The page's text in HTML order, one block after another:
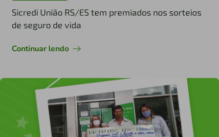
Sicredi União RS/ES tem premiados nos sorteios
de seguro de vida
Continuar lendo